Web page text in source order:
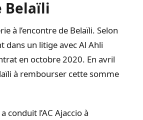
Belaïli
à l’encontre de Belaïli. Selon
un litige avec Al Ahli
en octobre 2020. En avril
à rembourser cette somme
conduit l’AC Ajaccio à